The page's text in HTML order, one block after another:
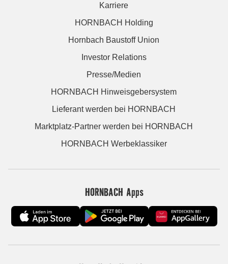
Karriere
HORNBACH Holding
Hornbach Baustoff Union
Investor Relations
Presse/Medien
HORNBACH Hinweisgebersystem
Lieferant werden bei HORNBACH
Marktplatz-Partner werden bei HORNBACH
HORNBACH Werbeklassiker
HORNBACH Apps